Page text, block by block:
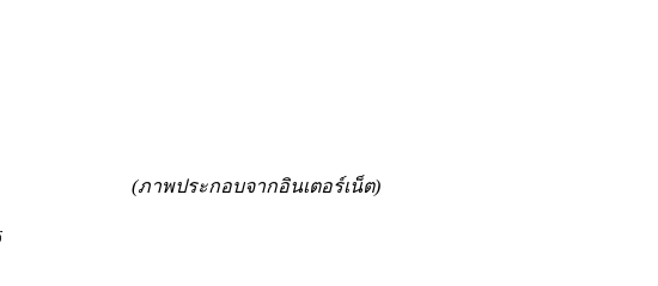
(ภาพประกอบจากอินเตอร์เน็ต)